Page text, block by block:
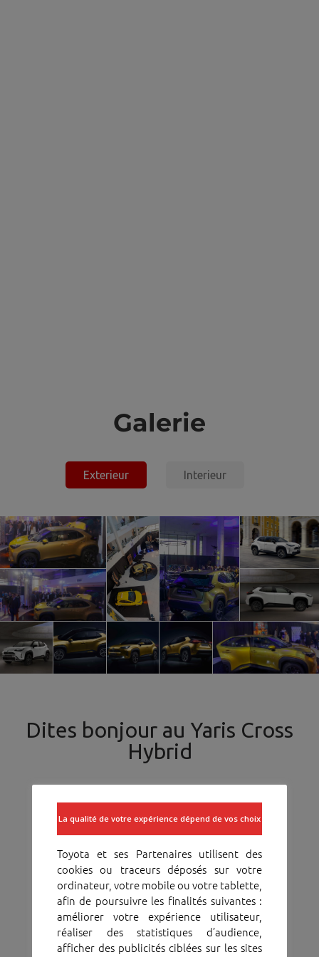
Galerie
Exterieur Interieur
Dites bonjour au Yaris Cross
Hybrid
La qualité de votre expérience dépend de vos choix
Toyota et ses Partenaires utilisent des
cookies ou traceurs déposés sur votre
ordinateur, votre mobile ou votre tablette,
afin de poursuivre les finalités suivantes :
améliorer votre expérience utilisateur,
réaliser des statistiques d’audience,
afficher des publicités ciblées sur les sites